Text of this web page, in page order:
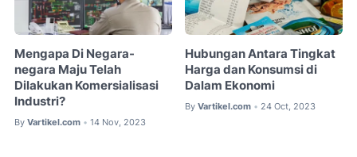
Mengapa Di Negara-
negara Maju Telah
Dilakukan Komersialisasi
Industri?
By Vartikel.com • 14 Nov, 2023
Hubungan Antara Tingkat
Harga dan Konsumsi di
Dalam Ekonomi
By Vartikel.com • 24 Oct, 2023